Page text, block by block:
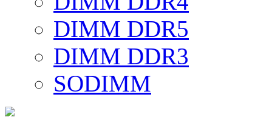
DIMM DDR5
DIMM DDR3
SODIMM